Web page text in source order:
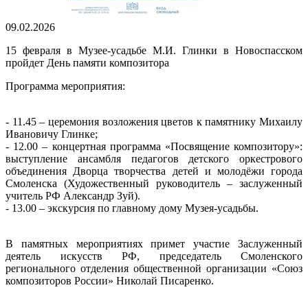
09.02.2026
15 февраля в Музее-усадьбе М.И. Глинки в Новоспасском
пройдет День памяти композитора
Программа мероприятия:
- 11.45 – церемония возложения цветов к памятнику Михаилу
Ивановичу Глинке;
- 12.00 – концертная программа «Посвящение композитору»:
выступление ансамбля педагогов детского оркестрового
объединения Дворца творчества детей и молодёжи города
Смоленска (Художественный руководитель – заслуженный
учитель РФ Александр Зуй).
- 13.00 – экскурсия по главному дому Музея-усадьбы.
В памятных мероприятиях примет участие Заслуженный
деятель искусств РФ, председатель Смоленского
регионального отделения общественной организации «Союз
композиторов России» Николай Писаренко.